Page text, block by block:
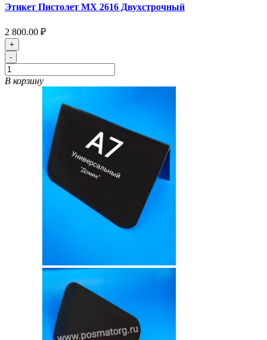
Этикет Пистолет МХ 2616 Двухстрочный
2 800.00 ₽
+
-
В корзину